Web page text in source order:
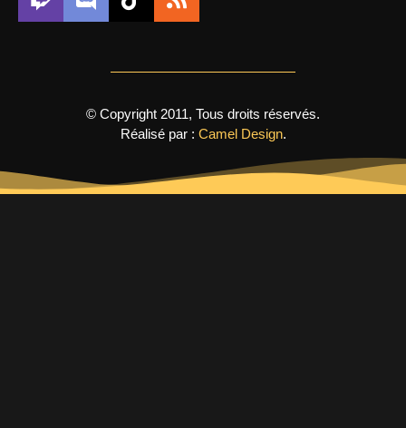
© Copyright 2011, Tous droits réservés.
Réalisé par : Camel Design.